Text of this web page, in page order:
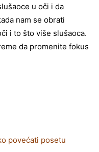
u oči i da
nam se obrati
i to što više slušaoca.
da promenite fokus
povećati posetu